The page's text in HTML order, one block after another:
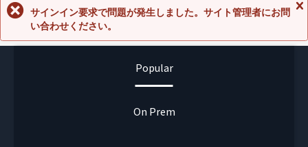
セ
サインイン要求で問題が発生しました。サイト管理者にお問
い合わせください。
Popular
On Prem